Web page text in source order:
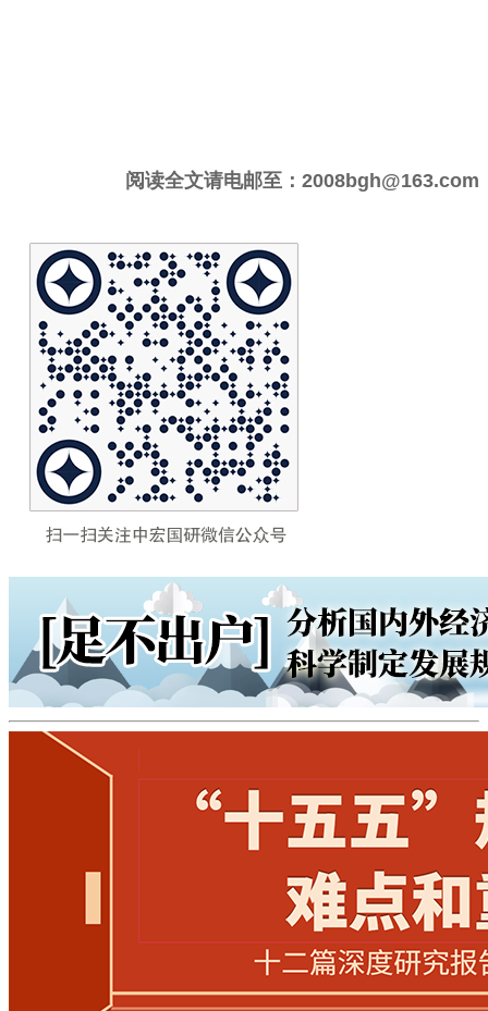
阅读全文请电邮至：2008bgh@163.com